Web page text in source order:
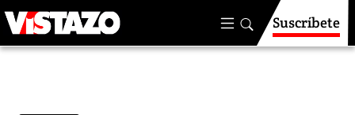
Suscríbete